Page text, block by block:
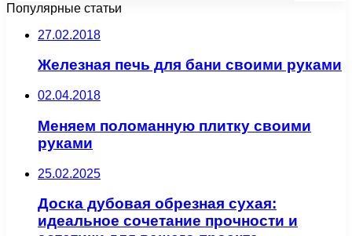
Популярные статьи
27.02.2018
Железная печь для бани своими руками
02.04.2018
Меняем поломанную плитку своими
руками
25.02.2025
Доска дубовая обрезная сухая:
идеальное сочетание прочности и